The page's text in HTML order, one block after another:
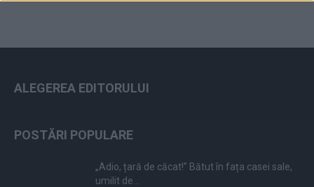
ALEGEREA EDITORULUI
POSTĂRI POPULARE
„Adio, țară de căcat!” Bătut în fața casei sale,
umilit de...